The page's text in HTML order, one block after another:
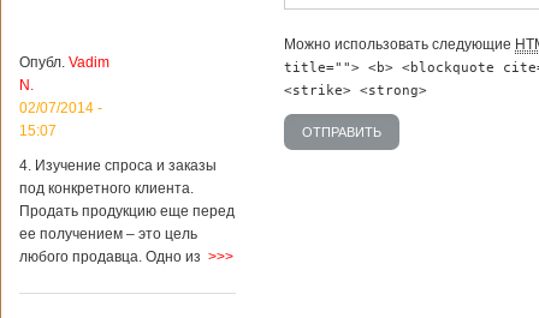
Пекине или
Шанхае терактов
не было, да и весь
Китай в этом
считается
благополучным
государством. Но в
Шанхая или
Подробнее...
23/09/2018 - 13:07
В Китае
Опубл. Vadim
N.
02/07/2014 -
15:07
4. Изучение спроса и заказы
под конкретного клиента.
Продать продукцию еще перед
ее получением – это цель
любого продавца. Одно из >>>
Можно использовать следующие
title=""> <b> <blockquote
<strike> <strong>